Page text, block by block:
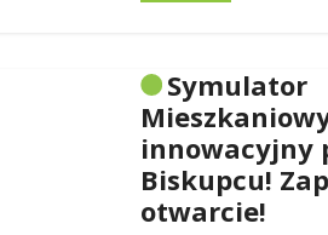
Symulator
innowacyjny
Biskupcu!
otwarcie!